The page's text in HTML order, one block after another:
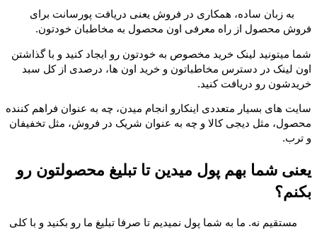
به زبان ساده، همکاری در فروش یعنی دریافت پورسانت برای
فروش محصول از راه معرفی اون محصول به مخاطبان خودتون.
شما میتونید لینک خرید مخصوص به خودتون رو ایجاد کنید و با گذاشتن
اون لینک در دسترس مخاطباتون و خرید اون ها، درصدی از کل سبد
خریدشون رو دریافت کنید.
سایت های بسیار متعددی اینکارو انجام میدن، چه به عنوان فراهم کننده
محصول، مثل دیجی کالا و چه به عنوان شریک در فروش، مثل تخفیفان
و ترب.
یعنی شما بهم پول میدین تا تبلیغ محصولتون رو
بکنم؟
مستقیم نه. ما به شما پول نمیدیم تا صرفا تبلیغ ما رو بکنید و با کلی